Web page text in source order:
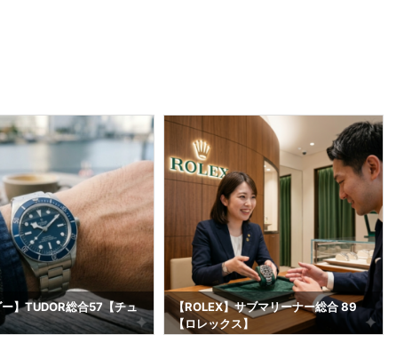
ー】TUDOR総合57【チュ
【ROLEX】サブマリーナー総合 89
【ロレックス】